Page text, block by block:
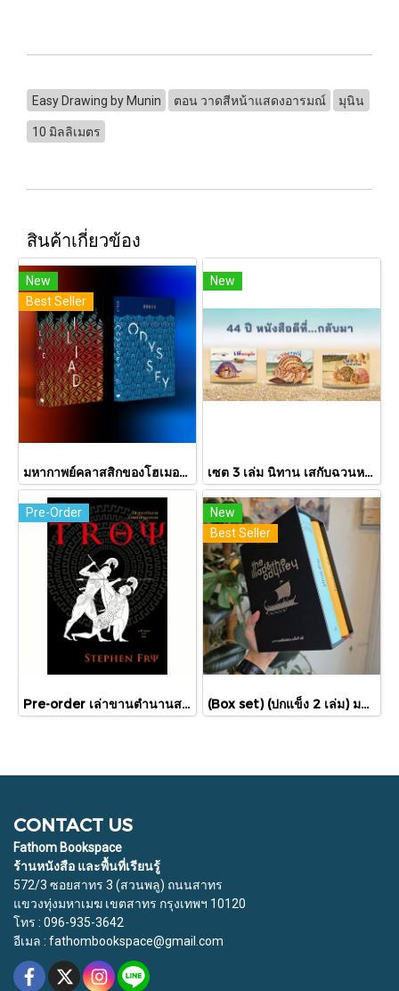
Easy Drawing by Munin ตอน วาดสีหน้าแสดงอารมณ์ มุนิน
10 มิลลิเมตร
สินค้าเกี่ยวข้อง
New
Best Seller
มหากาพย์คลาสสิกของโฮเมอร์ อีเลียด + โอดิสซีย์ 2 เล่ม Iliad & Odyssey / Homer / ต้นฉบับอังกฤษ: ซามูเอล บัตเลอร์/ผู้แปล ไอริสา ชั้นศิริ / ยิปซี Gypsy
New
เซต 3 เล่ม นิทาน เสกับฉวนหาบ้านใหม่ + เสผจญภัย + ฉวนผจญภัย / ศรีสุรางค์ พูลทรัพย์ / ขวัญเจ้าเอย
Pre-Order
Pre-order เล่าขานตำนานสงครามกรุงทรอย Troy / Stephen Fry / อรสิริ พลเดช / สารคดี
New
Best Seller
(Box set) (ปกแข็ง 2 เล่ม) มหากาพย์อิเลียดและโอดิสซี The Iliad & The Odyssey (ปกแข็ง 2 เล่ม) / โฮเมอร์ Homer / เวธัส, สุริยฉัตร / ทับหนังสือ
CONTACT US
Fathom Bookspace
ร้านหนังสือ และพื้นที่เรียนรู้
572/3 ซอยสาทร 3 (สวนพลู) ถนนสาทร
แขวงทุ่งมหาเมฆ เขตสาทร กรุงเทพฯ 10120
โทร : 096-935-3642
อีเมล : fathombookspace@gmail.com